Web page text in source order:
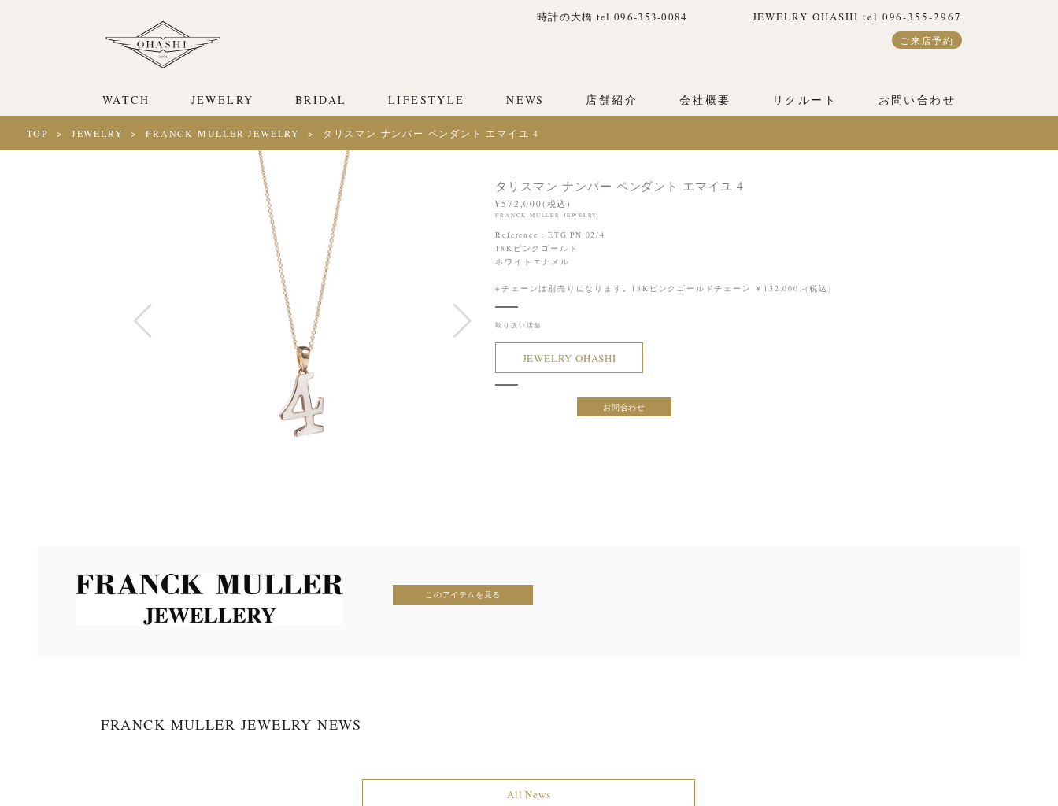
時計の大橋 tel 096-353-0084 JEWELRY OHASHI tel 096-355-2967
ご来店予約
WATCH JEWELRY BRIDAL LIFESTYLE NEWS 店舗紹介 会社概要 リクルート お問い合わせ
TOP JEWELRY FRANCK MULLER JEWELRY タリスマン ナンバー ペンダント エマイユ 4
タリスマン ナンバー ペンダント エマイユ 4
¥572,000(税込)
FRANCK MULLER JEWELRY
Reference : ETG PN 02/4
18Kピンクゴールド
ホワイトエナメル
※チェーンは別売りになります。18Kピンクゴールドチェーン ￥132,000.-(税込)
取り扱い店舗
JEWELRY OHASHI
お問合わせ
このアイテムを見る
FRANCK MULLER JEWELRY NEWS
All News